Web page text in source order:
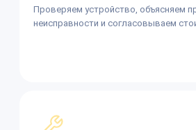
Проверяем устройство, объясняем
неисправности и согласовываем